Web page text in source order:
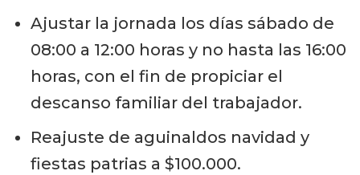
Ajustar la jornada los días sábado de
08:00 a 12:00 horas y no hasta las 16:00
horas, con el fin de propiciar el
descanso familiar del trabajador.
Reajuste de aguinaldos navidad y
fiestas patrias a $100.000.